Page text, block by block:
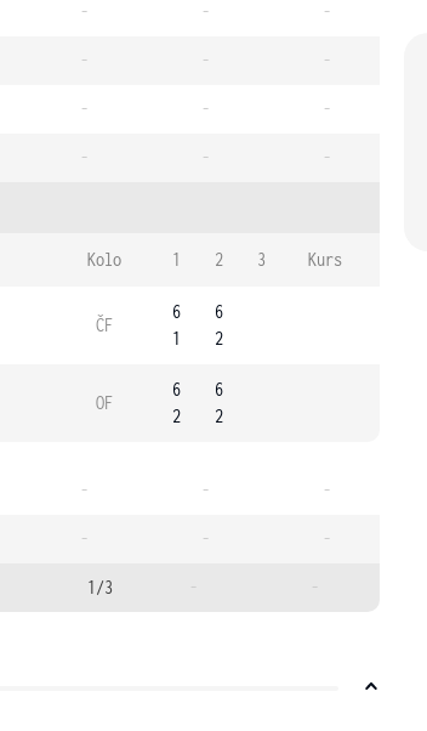
- - -
- - -
- - -
- - -
Kolo 1 2 3 Kurs
ČF
6
1
6
2
OF
6
2
6
2
- - -
- - -
1/3 - -